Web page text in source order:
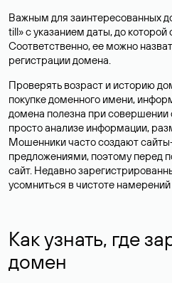
Важным для заинтересованных
till» с указанием даты, до
Соответственно, ее можно
регистрации домена.
Проверять возраст и историю
покупке доменного имени,
домена полезна при совершении
просто анализе информации,
Мошенники часто создают
предложениями, поэтому перед
сайт. Недавно
усомниться в чистоте
Как узнать, где
домен